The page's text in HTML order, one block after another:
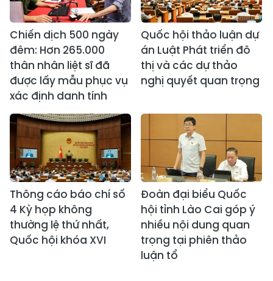
Chiến dịch 500 ngày
đêm: Hơn 265.000
thân nhân liệt sĩ đã
được lấy mẫu phục vụ
xác định danh tính
Quốc hội thảo luận dự
án Luật Phát triển đô
thị và các dự thảo
nghị quyết quan trọng
Thông cáo báo chí số
4 Kỳ họp không
thường lệ thứ nhất,
Quốc hội khóa XVI
Đoàn đại biểu Quốc
hội tỉnh Lào Cai góp ý
nhiều nội dung quan
trọng tại phiên thảo
luận tổ